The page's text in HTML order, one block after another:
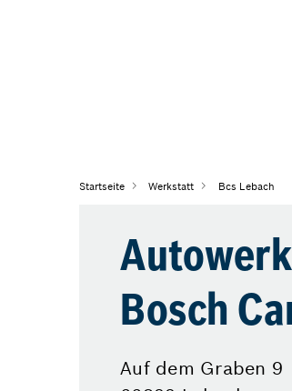
Startseite Werkstatt Bcs Lebach
Bosch
Auf dem Graben 9